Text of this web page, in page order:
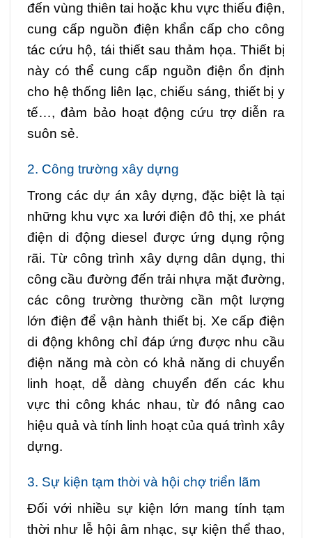
đến vùng thiên tai hoặc khu vực thiếu điện,
cung cấp nguồn điện khẩn cấp cho công
tác cứu hộ, tái thiết sau thảm họa. Thiết bị
này có thể cung cấp nguồn điện ổn định
cho hệ thống liên lạc, chiếu sáng, thiết bị y
tế…, đảm bảo hoạt động cứu trợ diễn ra
suôn sẻ.
2. Công trường xây dựng
Trong các dự án xây dựng, đặc biệt là tại
những khu vực xa lưới điện đô thị, xe phát
điện di động diesel được ứng dụng rộng
rãi. Từ công trình xây dựng dân dụng, thi
công cầu đường đến trải nhựa mặt đường,
các công trường thường cần một lượng
lớn điện để vận hành thiết bị. Xe cấp điện
di động không chỉ đáp ứng được nhu cầu
điện năng mà còn có khả năng di chuyển
linh hoạt, dễ dàng chuyển đến các khu
vực thi công khác nhau, từ đó nâng cao
hiệu quả và tính linh hoạt của quá trình xây
dựng.
3. Sự kiện tạm thời và hội chợ triển lãm
Đối với nhiều sự kiện lớn mang tính tạm
thời như lễ hội âm nhạc, sự kiện thể thao,